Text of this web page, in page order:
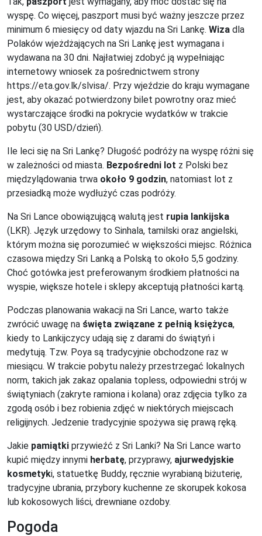
wyspę. Co więcej, paszport musi być ważny jeszcze przez
minimum 6 miesięcy od daty wjazdu na Sri Lankę. Wiza dla
Polaków wjeżdżających na Sri Lankę jest wymagana i
wydawana na 30 dni. Najłatwiej zdobyć ją wypełniając
internetowy wniosek za pośrednictwem strony
https://eta.gov.lk/slvisa/. Przy wjeździe do kraju wymagane
jest, aby okazać potwierdzony bilet powrotny oraz mieć
wystarczające środki na pokrycie wydatków w trakcie
pobytu (30 USD/dzień).
Ile leci się na Sri Lankę? Długość podróży na wyspę różni się
w zależności od miasta. Bezpośredni lot z Polski bez
międzylądowania trwa około 9 godzin, natomiast lot z
przesiadką może wydłużyć czas podróży.
Na Sri Lance obowiązującą walutą jest rupia lankijska
(LKR). Język urzędowy to Sinhala, tamilski oraz angielski,
którym można się porozumieć w większości miejsc. Różnica
czasowa między Sri Lanką a Polską to około 5,5 godziny.
Choć gotówka jest preferowanym środkiem płatności na
wyspie, większe hotele i sklepy akceptują płatności kartą.
Podczas planowania wakacji na Sri Lance, warto także
zwrócić uwagę na święta związane z pełnią księżyca,
kiedy to Lankijczycy udają się z darami do świątyń i
medytują. Tzw. Poya są tradycyjnie obchodzone raz w
miesiącu. W trakcie pobytu należy przestrzegać lokalnych
norm, takich jak zakaz opalania topless, odpowiedni strój w
świątyniach (zakryte ramiona i kolana) oraz zdjęcia tylko za
zgodą osób i bez robienia zdjęć w niektórych miejscach
religijnych. Jedzenie tradycyjnie spożywa się prawą ręką.
Jakie pamiątki przywieźć z Sri Lanki? Na Sri Lance warto
kupić między innymi herbatę, przyprawy, ajurwedyjskie
kosmetyki, statuetkę Buddy, ręcznie wyrabianą biżuterię,
tradycyjne ubrania, przybory kuchenne ze skorupek kokosa
lub kokosowych liści, drewniane ozdoby.
Pogoda